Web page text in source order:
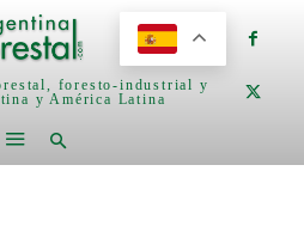
foresto-industrial y
y América Latina